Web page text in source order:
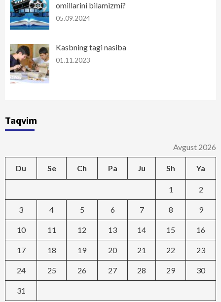
omillarini bilamizmi?
05.09.2024
Kasbning tagi nasiba
01.11.2023
Taqvim
Avgust 2026
Du Se Ch Pa Ju Sh Ya
1 2
3 4 5 6 7 8 9
10 11 12 13 14 15 16
17 18 19 20 21 22 23
24 25 26 27 28 29 30
31